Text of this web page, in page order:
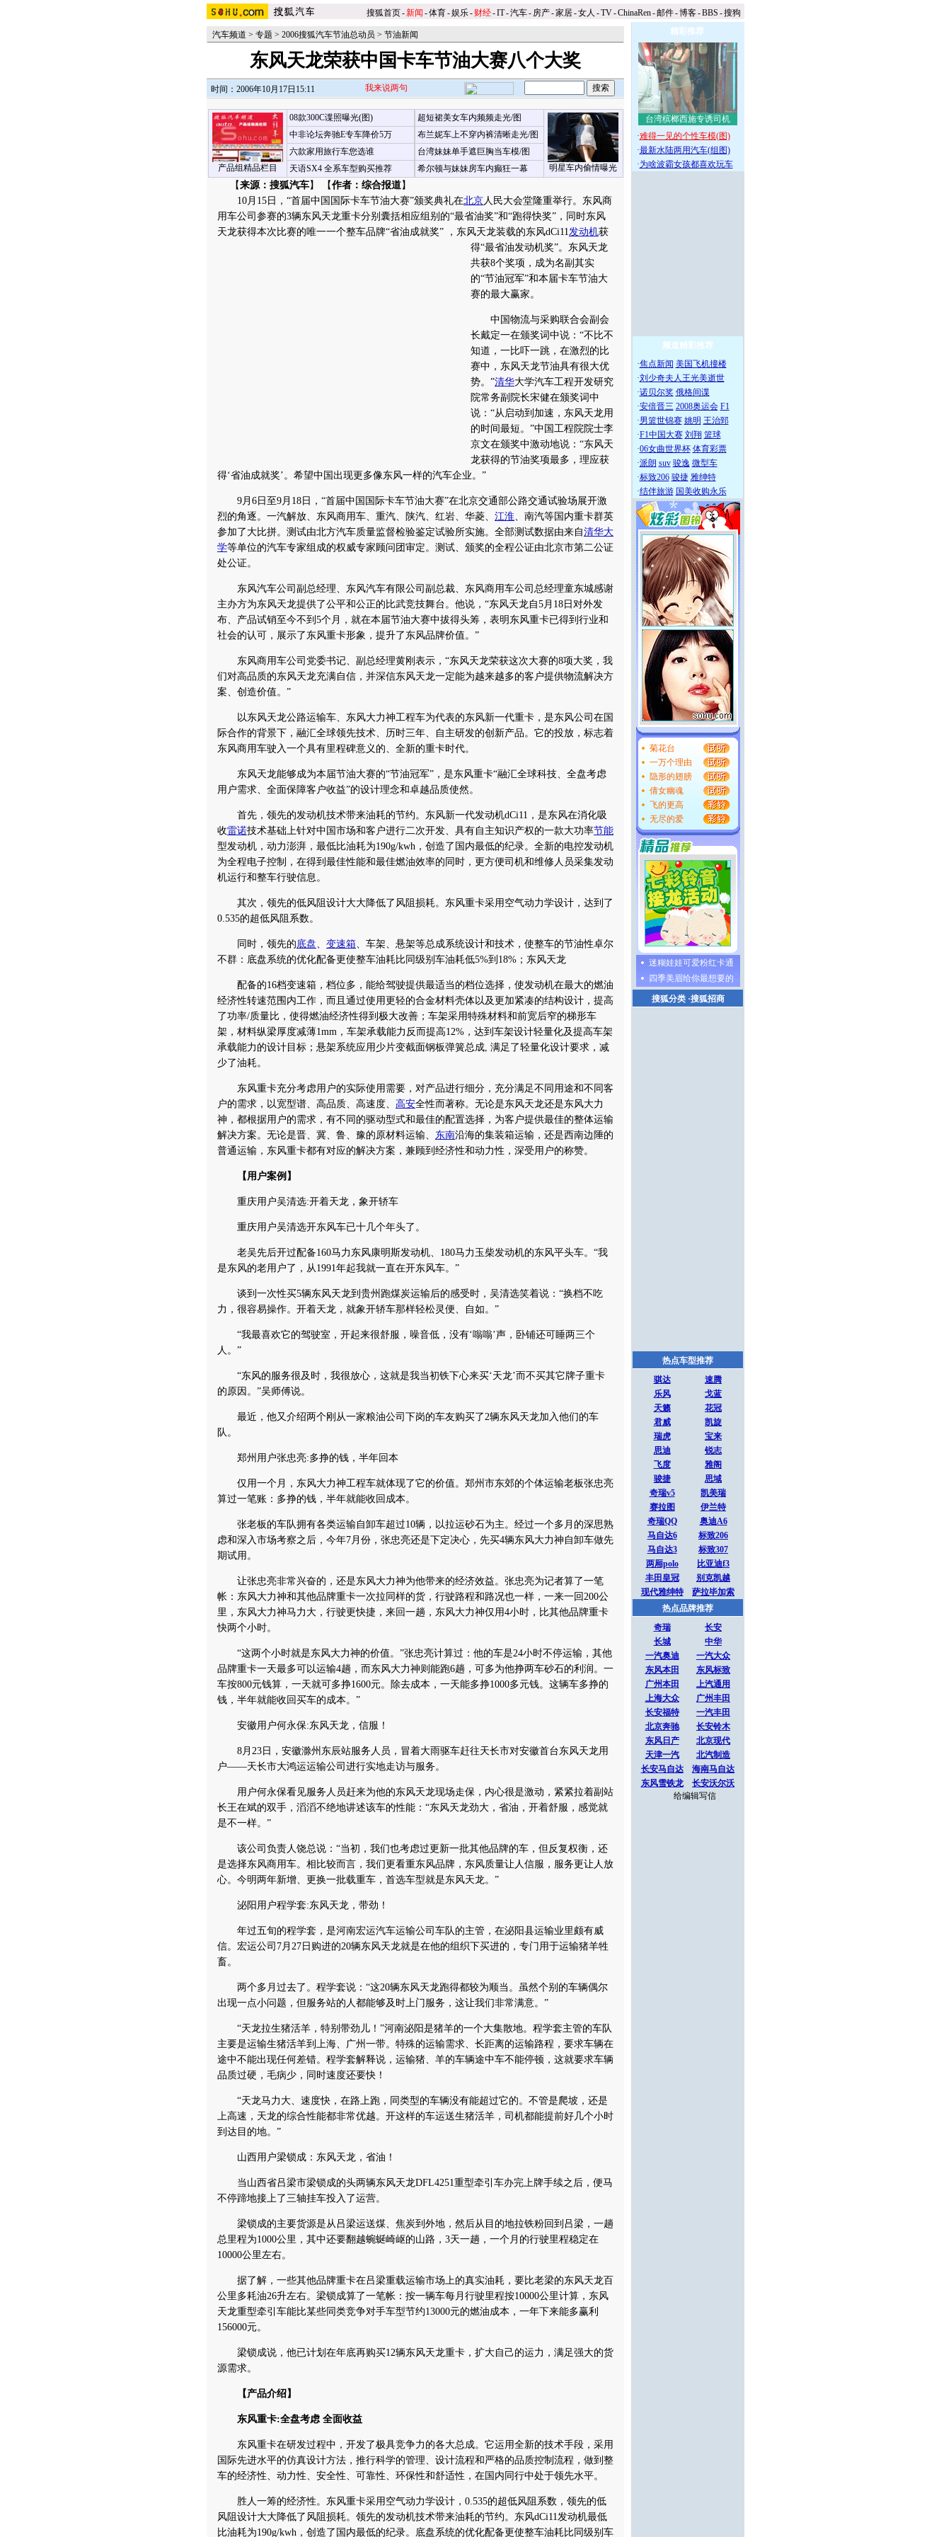
搜狐首页-新闻 -体育-娱乐- 财经-IT-汽车- 房产-家居-女人 -TV-ChinaRen-邮件-博客-BBS -搜狗
汽车频道 > 专题 > 2006搜狐汽车节油总动员 > 节油新闻
东风天龙荣获中国卡车节油大赛八个大奖
时间：2006年10月17日15:11 我来说两句
产品组精品栏目
08款300C谍照曝光(图)
中非论坛奔驰E专车降价5万
六款家用旅行车您选谁
天语SX4 全系车型购买推荐
超短裙美女车内频频走光/图
明星车内偷情曝光
布兰妮车上不穿内裤清晰走光/图
台湾妹妹单手遮巨胸当车模/图
希尔顿与妹妹房车内癫狂一幕
【来源：搜狐汽车】 【作者：综合报道】
10月15日，“首届中国国际卡车节油大赛”颁奖典礼在北京人民大会堂隆重举行。东风商
用车公司参赛的3辆东风天龙重卡分别囊括相应组别的“最省油奖”和“跑得快奖”，同时东风
天龙获得本次比赛的唯一一个整车品牌“省油成就奖” ，东风天龙装载的东风dCi11发动机获
得“最省油发动机奖”。 东风天龙
共获8个奖项，成为名副其实
的“节油冠军”和本届卡车节油大
赛的最大赢家。
中国物流与采购联合会副会
长戴定一在颁奖词中说：“不比不
知道，一比吓一跳，在激烈的比
赛中，东风天龙节油具有很大优
势。”清华大学汽车工程开发研究
院常务副院长宋健在颁奖词中
说：“从启动到加速，东风天龙用
的时间最短。”中国工程院院士李
京文在颁奖中激动地说：“东风天
龙获得的节油奖项最多，理应获
得‘省油成就奖’。希望中国出现更多像东风一样的汽车企业。”
9月6日至9月18日，“首届中国国际卡车节油大赛”在北京交通部公路交通试验场展开激
烈的角逐。一汽解放、东风商用车、重汽、陕汽、红岩、华菱、 江淮、南汽等国内重卡群英
参加了大比拼。测试由北方汽车质量监督检验鉴定试验所实施。全部测试数据由来自清华大
学等单位的汽车专家组成的权威专家顾问团审定。测试、颁奖的全程公证由北京市第二公证
处公证。
东风汽车公司副总经理、东风汽车有限公司副总裁、东风商用车公司总经理童东城感谢
主办方为东风天龙提供了公平和公正的比武竞技舞台。他说，“东风天龙自5月18日对外发
布、产品试销至今不到5个月，就在本届节油大赛中拔得头筹，表明东风重卡已得到行业和
社会的认可，展示了东风重卡形象，提升了东风品牌价值。”
东风商用车公司党委书记、副总经理黄刚表示，“东风天龙荣获这次大赛的8项大奖，我
们对高品质的东风天龙充满自信，并深信东风天龙一定能为越来越多的客户提供物流解决方
案、创造价值。”
以东风天龙公路运输车、东风大力神工程车为代表的东风新一代重卡，是东风公司在国
际合作的背景下，融汇全球领先技术、历时三年、自主研发的创新产品。它的投放，标志着
东风商用车驶入一个具有里程碑意义的、全新的重卡时代。
东风天龙能够成为本届节油大赛的“节油冠军”，是东风重卡“融汇全球科技、全盘考虑
用户需求、全面保障客户收益”的设计理念和卓越品质使然。
首先，领先的发动机技术带来油耗的节约。东风新一代发动机dCi11，是东风在消化吸
收雷诺技术基础上针对中国市场和客户进行二次开发、具有自主知识产权的一款大功率节能
型发动机，动力澎湃，最低比油耗为190g/kwh，创造了国内最低的纪录。全新的电控发动机
为全程电子控制，在得到最佳性能和最佳燃油效率的同时，更方便司机和维修人员采集发动
机运行和整车行驶信息。
其次，领先的低风阻设计大大降低了风阻损耗。东风重卡采用空气动力学设计，达到了
0.535的超低风阻系数。
同时，领先的底盘、 变速箱、车架、悬架等总成系统设计和技术，使整车的节油性卓尔
不群：底盘系统的优化配备更使整车油耗比同级别车油耗低5%到18%；东风天龙
配备的16档变速箱，档位多，能给驾驶提供最适当的档位选择，使发动机在最大的燃油
经济性转速范围内工作，而且通过使用更轻的合金材料壳体以及更加紧凑的结构设计，提高
了功率/质量比，使得燃油经济性得到极大改善；车架采用特殊材料和前宽后窄的梯形车
架，材料纵梁厚度减薄1mm，车架承载能力反而提高12%，达到车架设计轻量化及提高车架
承载能力的设计目标；悬架系统应用少片变截面钢板弹簧总成, 满足了轻量化设计要求，减
少了油耗。
东风重卡充分考虑用户的实际使用需要，对产品进行细分，充分满足不同用途和不同客
户的需求，以宽型谱、高品质、高速度、 高安全性而著称。无论是东风天龙还是东风大力
神，都根据用户的需求，有不同的驱动型式和最佳的配置选择，为客户提供最佳的整体运输
解决方案。无论是晋、冀、鲁、豫的原材料运输、 东南沿海的集装箱运输，还是西南边陲的
普通运输，东风重卡都有对应的解决方案，兼顾到经济性和动力性，深受用户的称赞。
【用户案例】
重庆用户吴清选:开着天龙，象开轿车
重庆用户吴清选开东风车已十几个年头了。
老吴先后开过配备160马力东风康明斯发动机、180马力玉柴发动机的东风平头车。“我
是东风的老用户了，从1991年起我就一直在开东风车。”
谈到一次性买5辆东风天龙到贵州跑煤炭运输后的感受时，吴清选笑着说：“换档不吃
力，很容易操作。开着天龙，就象开轿车那样轻松灵便、自如。”
“我最喜欢它的驾驶室，开起来很舒服，噪音低，没有‘嗡嗡’声，卧铺还可睡两三个
人。”
“东风的服务很及时，我很放心，这就是我当初铁下心来买‘天龙’而不买其它牌子重卡
的原因。”吴师傅说。
最近，他又介绍两个刚从一家粮油公司下岗的车友购买了2辆东风天龙加入他们的车
队。
郑州用户张忠亮:多挣的钱，半年回本
仅用一个月，东风大力神工程车就体现了它的价值。郑州市东郊的个体运输老板张忠亮
算过一笔账：多挣的钱，半年就能收回成本。
张老板的车队拥有各类运输自卸车超过10辆，以拉运砂石为主。经过一个多月的深思熟
虑和深入市场考察之后，今年7月份，张忠亮还是下定决心，先买4辆东风大力神自卸车做先
期试用。
让张忠亮非常兴奋的，还是东风大力神为他带来的经济效益。张忠亮为记者算了一笔
帐：东风大力神和其他品牌重卡一次拉同样的货，行驶路程和路况也一样，一来一回200公
里，东风大力神马力大，行驶更快捷，来回一趟，东风大力神仅用4小时，比其他品牌重卡
快两个小时。
“这两个小时就是东风大力神的价值。”张忠亮计算过：他的车是24小时不停运输，其他
品牌重卡一天最多可以运输4趟，而东风大力神则能跑6趟，可多为他挣两车砂石的利润。一
车按800元钱算，一天就可多挣1600元。除去成本，一天能多挣1000多元钱。这辆车多挣的
钱，半年就能收回买车的成本。”
安徽用户何永保:东风天龙，信服！
8月23日，安徽滁州东辰站服务人员，冒着大雨驱车赶往天长市对安徽首台东风天龙用
户——天长市大鸿运运输公司进行实地走访与服务。
用户何永保看见服务人员赶来为他的东风天龙现场走保，内心很是激动，紧紧拉着副站
长王在斌的双手，滔滔不绝地讲述该车的性能：“东风天龙劲大，省油，开着舒服，感觉就
是不一样。”
该公司负责人饶总说：“当初，我们也考虑过更新一批其他品牌的车，但反复权衡，还
是选择东风商用车。相比较而言，我们更看重东风品牌，东风质量让人信服，服务更让人放
心。今明两年新增、更换一批载重车，首选车型就是东风天龙。”
泌阳用户程学套:东风天龙，带劲！
年过五旬的程学套，是河南宏运汽车运输公司车队的主管，在泌阳县运输业里颇有威
信。宏运公司7月27日购进的20辆东风天龙就是在他的组织下买进的，专门用于运输猪羊牲
畜。
两个多月过去了。程学套说：“这20辆东风天龙跑得都较为顺当。虽然个别的车辆偶尔
出现一点小问题，但服务站的人都能够及时上门服务，这让我们非常满意。”
“天龙拉生猪活羊，特别带劲儿！”河南泌阳是猪羊的一个大集散地。程学套主管的车队
主要是运输生猪活羊到上海、广州一带。特殊的运输需求、长距离的运输路程，要求车辆在
途中不能出现任何差错。程学套解释说，运输猪、羊的车辆途中车不能停顿，这就要求车辆
品质过硬，毛病少，同时速度还要快！
“天龙马力大、速度快，在路上跑，同类型的车辆没有能超过它的。不管是爬坡，还是
上高速，天龙的综合性能都非常优越。开这样的车运送生猪活羊，司机都能提前好几个小时
到达目的地。”
山西用户梁锁成：东风天龙，省油！
当山西省吕梁市梁锁成的头两辆东风天龙DFL4251重型牵引车办完上牌手续之后，便马
不停蹄地接上了三轴挂车投入了运营。
梁锁成的主要货源是从吕梁运送煤、焦炭到外地，然后从目的地拉铁粉回到吕梁，一趟
总里程为1000公里，其中还要翻越蜿蜒崎岖的山路，3天一趟，一个月的行驶里程稳定在
10000公里左右。
据了解，一些其他品牌重卡在吕梁重载运输市场上的真实油耗，要比老梁的东风天龙百
公里多耗油26升左右。梁锁成算了一笔帐：按一辆车每月行驶里程按10000公里计算，东风
天龙重型牵引车能比某些同类竞争对手车型节约13000元的燃油成本，一年下来能多赢利
156000元。
梁锁成说，他已计划在年底再购买12辆东风天龙重卡，扩大自己的运力，满足强大的货
源需求。
【产品介绍】
东风重卡:全盘考虑 全面收益
东风重卡在研发过程中，开发了极具竞争力的各大总成。它运用全新的技术手段，采用
国际先进水平的仿真设计方法，推行科学的管理、设计流程和严格的品质控制流程，做到整
车的经济性、动力性、安全性、可靠性、环保性和舒适性，在国内同行中处于领先水平。
胜人一筹的经济性。东风重卡采用空气动力学设计，0.535的超低风阻系数，领先的低
风阻设计大大降低了风阻损耗。领先的发动机技术带来油耗的节约。东风dCi11发动机最低
比油耗为190g/kwh，创造了国内最低的纪录。底盘系统的优化配备更使整车油耗比同级别车
精彩推荐
台湾槟榔西施专诱司机
·难得一见的个性车模(图)
·最新水陆两用汽车(组图)
·为啥波霸女孩都喜欢玩车
频道精彩推荐
·焦点新闻 美国飞机撞楼
·刘少奇夫人王光美逝世
·诺贝尔奖 俄格间谍
·安倍晋三 2008奥运会 F1
·男篮世锦赛 姚明 王治郅
·F1中国大赛 刘翔 篮球
·06女曲世界杯 体育彩票
·派朗 suv 骏逸 微型车
·标致206 骏捷 雅绅特
·结伴旅游 国美收购永乐
菊花台
一万个理由
隐形的翅膀
倩女幽魂
飞的更高
无尽的爱
迷糊娃娃可爱粉红卡通
四季美眉给你最想要的
搜狐分类·搜狐招商
热点车型推荐
骐达
速腾
乐风
戈蓝
天籁
花冠
君威
凯旋
瑞虎
宝来
思迪
锐志
飞度
雅阁
骏捷
思域
奇瑞v5
凯美瑞
赛拉图
伊兰特
奇瑞QQ
奥迪A6
马自达6
标致206
马自达3
标致307
两厢polo
比亚迪f3
丰田皇冠
别克凯越
现代雅绅特
萨拉毕加索
热点品牌推荐
奇瑞
长安
长城
中华
一汽奥迪
一汽大众
东风本田
东风标致
广州本田
上汽通用
上海大众
广州丰田
长安福特
一汽丰田
北京奔驰
长安铃木
东风日产
北京现代
天津一汽
北汽制造
长安马自达
海南马自达
东风雪铁龙
长安沃尔沃
给编辑写信